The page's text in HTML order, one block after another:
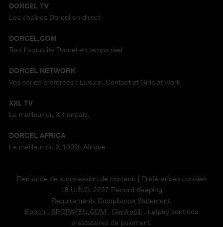
DORCEL TV
Les chaînes Dorcel en direct
DORCEL.COM
Tout l'actualité Dorcel en temps réel
DORCEL NETWORK
Vos séries préférées : Luxure, Contact et Girls at work
XXL TV
Le meilleur du X français.
DORCEL AFRICA
Le meilleur du X 100% Afrique
Demande de suppression de contenu
Préférences cookies
18 U.S.C. 2257 Record Keeping
Requirements Compliance Statement.
Epoch , SEGPAYEU.COM , Centrobill , Letpay sont nos
prestataires de paiement.